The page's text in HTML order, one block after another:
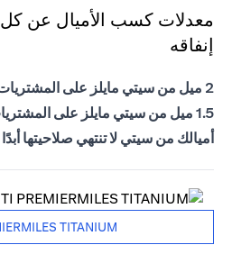
إنفاقه
2 ميل من سيتي مايلز على المشتريات الدولية
1.5 ميل من سيتي مايلز على المشتريات المحلية
أميالك من سيتي لا تنتهي صلاحيتها أبدًا
TITANIUM